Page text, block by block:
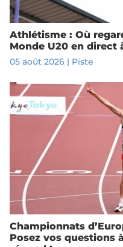
Athlétisme : Où
Monde U20 en direct
05 août 2026| Piste
Championnats
Posez vos questions